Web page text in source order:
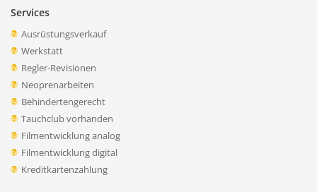
Services
Ausrüstungsverkauf
Werkstatt
Regler-Revisionen
Neoprenarbeiten
Behindertengerecht
Tauchclub vorhanden
Filmentwicklung analog
Filmentwicklung digital
Kreditkartenzahlung